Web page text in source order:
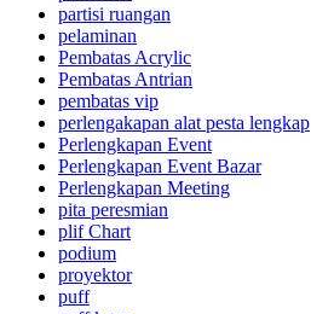
partisi ruangan
pelaminan
Pembatas Acrylic
Pembatas Antrian
pembatas vip
perlengakapan alat pesta lengkap
Perlengkapan Event
Perlengkapan Event Bazar
Perlengkapan Meeting
pita peresmian
plif Chart
podium
proyektor
puff